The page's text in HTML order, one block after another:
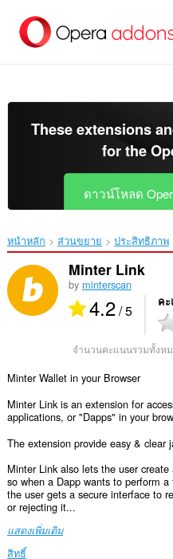
These extensions
for the
ดาวน์โหลด
หน้าหลัก ส่วนขยาย ประสิทธิภาพ
Minter Link
by minterscan
4.2/ 5 ค
จำนวนคะแนนรวมทั้งห
Minter Wallet in your Browser
Minter Link is an extension for
applications, or "Dapps" in your
The extension provide easy & clear
Minter Link also lets the user
so when a Dapp wants to perform
the user gets a secure interface to
or rejecting it...
แสดงเพิ่มเติม
สิทธิ์